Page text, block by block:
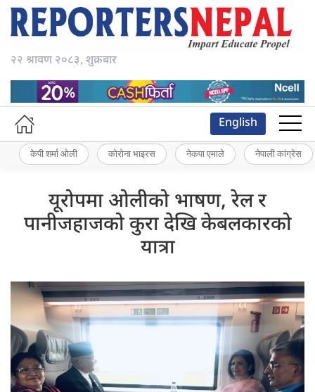
२२ श्रावण २०८३, शुक्रबार
English
केपी शर्मा ओली कोरोना भाइरस नेकपा एमाले नेपाली कांग्रेस
यूरोपमा ओलीको भाषण, रेल र
पानीजहाजको कुरा देखि केबलकारको
यात्रा